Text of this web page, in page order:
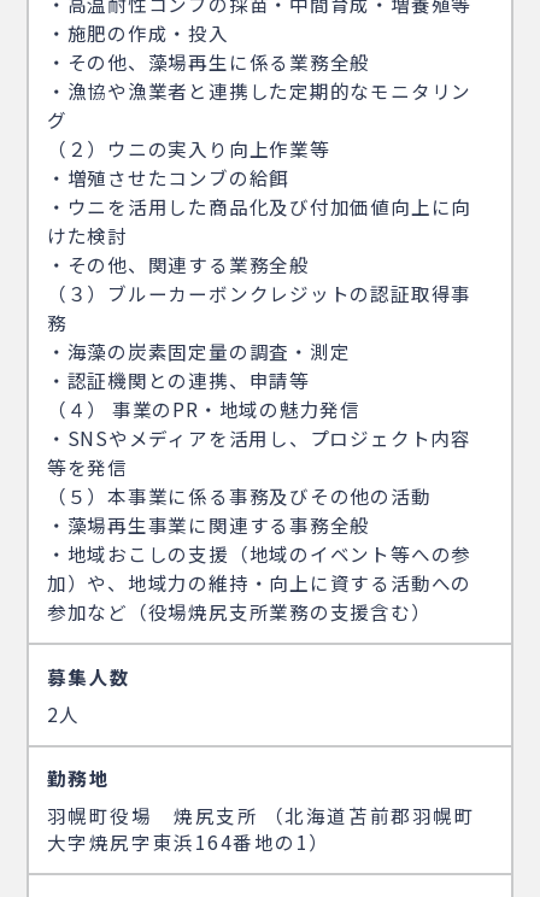
・施肥の作成・投入
・その他、藻場再生に係る業務全般
・漁協や漁業者と連携した定期的なモニタリン
グ
（２）ウニの実入り向上作業等
・増殖させたコンブの給餌
・ウニを活用した商品化及び付加価値向上に向
けた検討
・その他、関連する業務全般
（３）ブルーカーボンクレジットの認証取得事
務
・海藻の炭素固定量の調査・測定
・認証機関との連携、申請等
（４） 事業のPR・地域の魅力発信
・SNSやメディアを活用し、プロジェクト内容
等を発信
（５）本事業に係る事務及びその他の活動
・藻場再生事業に関連する事務全般
・地域おこしの支援（地域のイベント等への参
加）や、地域力の維持・向上に資する活動への
参加など（役場焼尻支所業務の支援含む）
募集人数
2人
勤務地
羽幌町役場 焼尻支所 （北海道苫前郡羽幌町
大字焼尻字東浜164番地の1）